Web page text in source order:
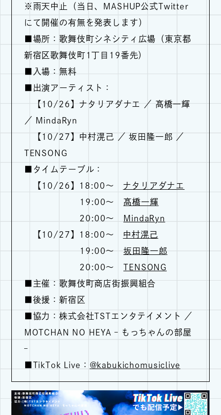
※雨天中止（当日、MASHUP公式Twitter
にて開催の有無を発表します）
■場所：歌舞伎町シネシティ広場（東京都
新宿区歌舞伎町1丁⽬19番先）
■入場：無料
■出演アーティスト：
【10/26】ナタリアダナエ ／ 髙橋一輝
／ MindaRyn
【10/27】中村滉己 ／ 坂田隆一郎 ／
TENSONG
■タイムテーブル：
【10/26】18:00～ ナタリアダナエ
19:00～ 髙橋一輝
20:00～
MindaRyn
【10/27】18:00～ 中村滉己
19:00～坂田隆一郎
20:00～TENSONG
■主催：歌舞伎町商店街振興組合
■後援：新宿区
■協力：株式会社TSTエンタテイメント ／
MOTCHAN NO HEYA – もっちゃんの部屋
–
■TikTok Live： @kabukichomusiclive